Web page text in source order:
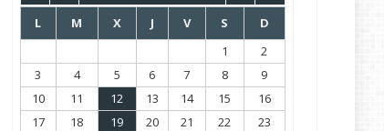
L M X J V S
D
1
2
3
4 5 6 7 8
9
10
11 12 13 14 15
16
17
18 19 20 21 22
23